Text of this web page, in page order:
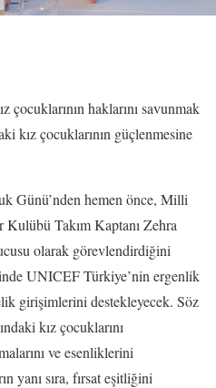
haklarını savunmak
kız çocuklarının güçlenmesine
Günü’nden hemen önce, Milli
Takım Kaptanı Zehra
olarak görevlendirdiğini
UNICEF Türkiye’nin ergenlik
girişimlerini destekleyecek. Söz
kız çocuklarını
ve esenliklerini
yanı sıra, fırsat eşitliğini